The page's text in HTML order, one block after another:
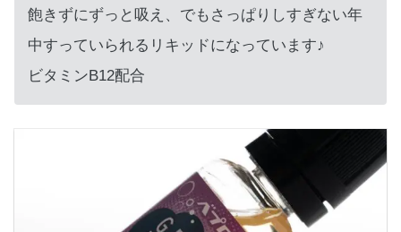
飽きずにずっと吸え、でもさっぱりしすぎない年
中すっていられるリキッドになっています♪
ビタミンB12配合